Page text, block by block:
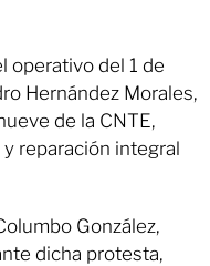
operativo del 1 de
Hernández Morales,
de la CNTE,
reparación integral
González,
dicha protesta,